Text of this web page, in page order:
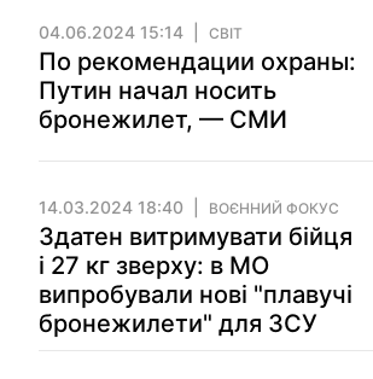
04.06.2024 15:14 СВІТ
По рекомендации охраны:
Путин начал носить
бронежилет, — СМИ
14.03.2024 18:40 ВОЄННИЙ ФОКУС
Здатен витримувати бійця
і 27 кг зверху: в МО
випробували нові "плавучі
бронежилети" для ЗСУ